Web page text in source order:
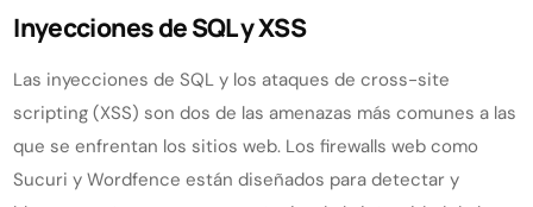
Inyecciones de SQL y XSS
Las inyecciones de SQL y los ataques de cross-site
scripting (XSS) son dos de las amenazas más comunes a las
que se enfrentan los sitios web. Los firewalls web como
Sucuri y Wordfence están diseñados para detectar y